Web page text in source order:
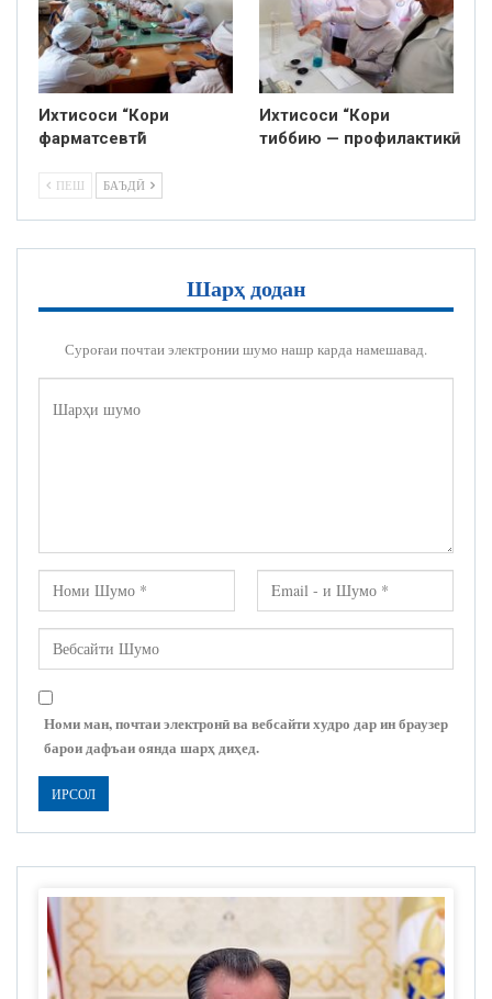
Ихтисоси “Кори
фарматсевтӣ”
Ихтисоси “Кори
тиббию — профилактикӣ
ПЕШ БАЪДӢ
Шарҳ додан
Суроғаи почтаи электронии шумо нашр карда намешавад.
Номи ман, почтаи электронӣ ва вебсайти худро дар ин браузер
барои дафъаи оянда шарҳ диҳед.